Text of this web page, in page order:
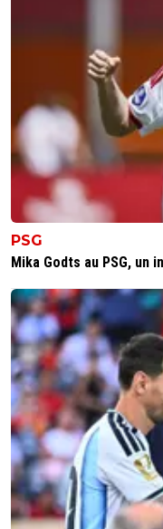
PSG
Mika Godts au PSG,